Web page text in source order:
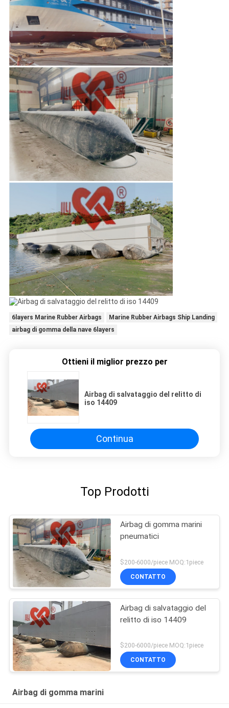
6layers Marine Rubber Airbags
Marine Rubber Airbags Ship Landing
airbag di gomma della nave 6layers
Ottieni il miglior prezzo per
Airbag di salvataggio del relitto di
iso 14409
Continua
Top Prodotti
Airbag di gomma marini
pneumatici
$200-6000/piece MOQ:1piece
CONTATTO
Airbag di salvataggio del
relitto di iso 14409
$200-6000/piece MOQ:1piece
CONTATTO
Airbag di gomma marini